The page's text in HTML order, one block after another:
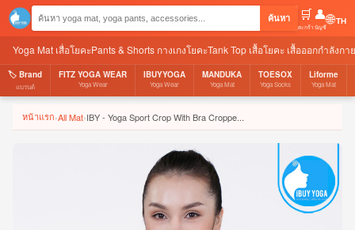
ค้นหา 🛒
ตะกร้า
👤
บัญชี🌐
Yoga Mat เสื่อโยคะPants & Shorts กางเกงโยคะTank Top เสื้อโยคะ เสื้อออกกำลังก
🏷️ Brand
แบรนด์
FITZ YOGA WEAR
Yoga Wear
IBUYYOGA
Yoga Wear
MANDUKA
Yoga Mat
TOESOX
Yoga Socks
Liforme
Yoga Mat
หน้าแรก›All Mat›IBY - Yoga Sport Crop With Bra Croppe...